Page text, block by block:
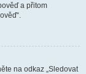
a přitom
na odkaz „Sledovat